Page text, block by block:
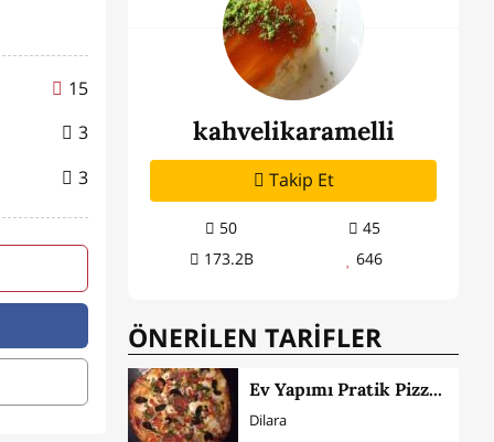
15
3
3
kahvelikaramelli
Takip Et
50
45
173.2B
646
ÖNERİLEN TARİFLER
Ev Yapımı Pratik Pizza Tarifi
Dilara